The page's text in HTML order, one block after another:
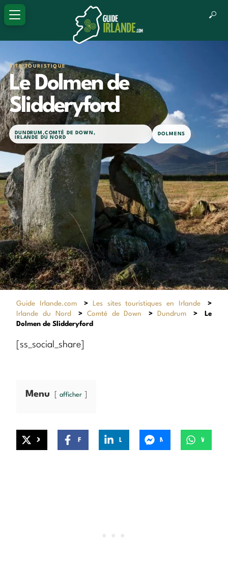
SITE TOURISTIQUE
Le Dolmen de
Slidderyford
DUNDRUM ,COMTÉ DE DOWN ,
IRLANDE DU NORD
DOLMENS
Guide Irlande.com > Les sites touristiques en Irlande
>
Irlande du Nord
> Comté de Down > Dundrum >
Le
Dolmen de Slidderyford
[ss_social_share]
Menu afficher